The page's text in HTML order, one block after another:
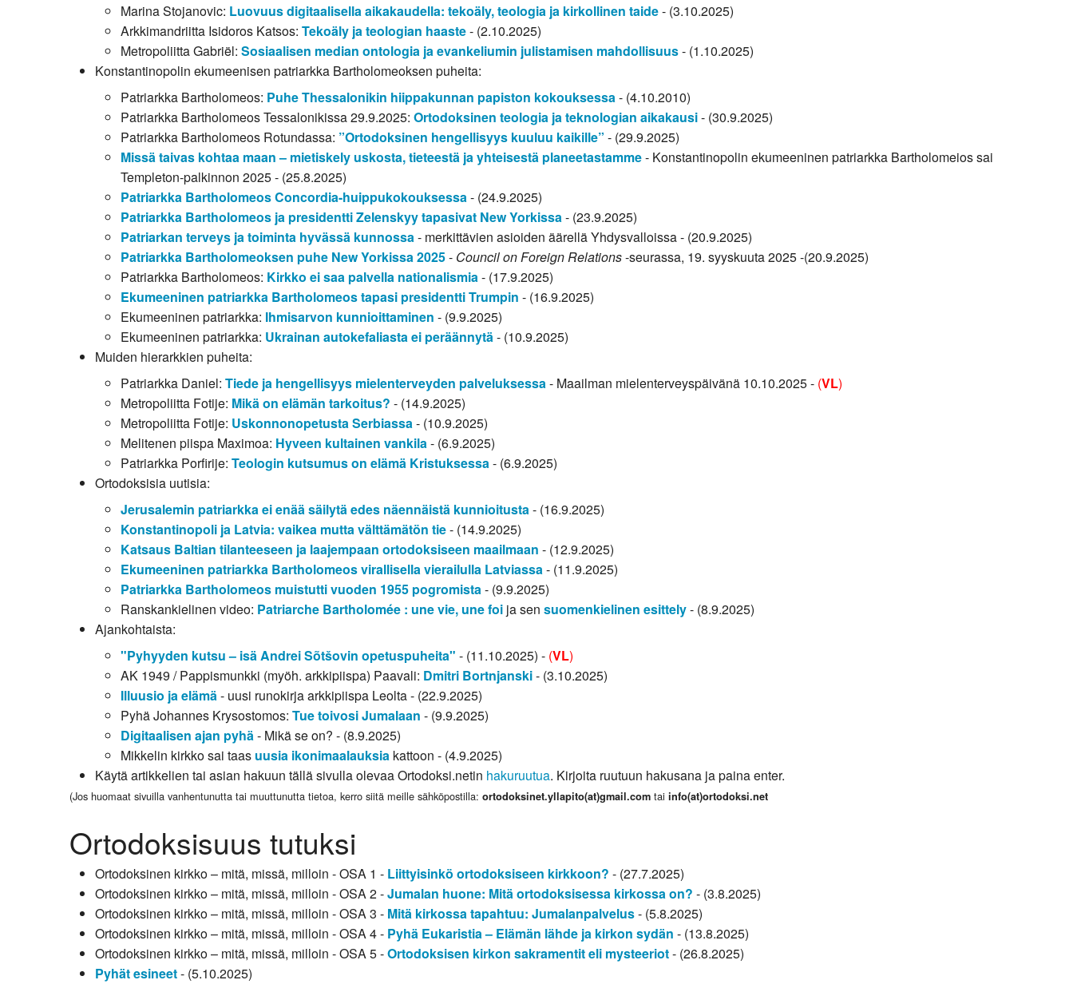
Marina Stojanovic: Luovuus digitaalisella aikakaudella: tekoäly, teologia ja kirkollinen taide- (3.10.2025)
Arkkimandriitta Isidoros Katsos: Tekoäly ja teologian haaste- (2.10.2025)
Metropoliitta Gabriël: Sosiaalisen median ontologia ja evankeliumin julistamisen mahdollisuus- (1.10.2025)
Konstantinopolin ekumeenisen patriarkka Bartholomeoksen puheita:
Patriarkka Bartholomeos: Puhe Thessalonikin hiippakunnan papiston kokouksessa- (4.10.2010)
Patriarkka Bartholomeos Tessalonikissa 29.9.2025: Ortodoksinen teologia ja teknologian aikakausi- (30.9.2025)
Patriarkka Bartholomeos Rotundassa: ”Ortodoksinen hengellisyys kuuluu kaikille” - (29.9.2025)
Missä taivas kohtaa maan – mietiskely uskosta, tieteestä ja yhteisestä planeetastamme- Konstantinopolin ekumeeninen patriarkka Bartholomeios sai
Templeton-palkinnon 2025 - (25.8.2025)
Patriarkka Bartholomeos Concordia-huippukokouksessa- (24.9.2025)
Patriarkka Bartholomeos ja presidentti Zelenskyy tapasivat New Yorkissa- (23.9.2025)
Patriarkan terveys ja toiminta hyvässä kunnossa- merkittävien asioiden äärellä Yhdysvalloissa - (20.9.2025)
Patriarkka Bartholomeoksen puhe New Yorkissa 2025- Council on Foreign Relations-seurassa, 19. syyskuuta 2025 -(20.9.2025)
Patriarkka Bartholomeos: Kirkko ei saa palvella nationalismia- (17.9.2025)
Ekumeeninen patriarkka Bartholomeos tapasi presidentti Trumpin - (16.9.2025)
Ekumeeninen patriarkka: Ihmisarvon kunnioittaminen - (9.9.2025)
Ekumeeninen patriarkka: Ukrainan autokefaliasta ei peräännytä- (10.9.2025)
Muiden hierarkkien puheita:
Patriarkka Daniel: Tiede ja hengellisyys mielenterveyden palveluksessa- Maailman mielenterveyspäivänä 10.10.2025 - (VL)
Metropoliitta Fotije: Mikä on elämän tarkoitus? - (14.9.2025)
Metropoliitta Fotije: Uskonnonopetusta Serbiassa- (10.9.2025)
Melitenen piispa Maximoa: Hyveen kultainen vankila- (6.9.2025)
Patriarkka Porfirije: Teologin kutsumus on elämä Kristuksessa- (6.9.2025)
Ortodoksisia uutisia:
Jerusalemin patriarkka ei enää säilytä edes näennäistä kunnioitusta- (16.9.2025)
Konstantinopoli ja Latvia: vaikea mutta välttämätön tie- (14.9.2025)
Katsaus Baltian tilanteeseen ja laajempaan ortodoksiseen maailmaan - (12.9.2025)
Ekumeeninen patriarkka Bartholomeos virallisella vierailulla Latviassa- (11.9.2025)
Patriarkka Bartholomeos muistutti vuoden 1955 pogromista- (9.9.2025)
Ranskankielinen video: Patriarche Bartholomée : une vie, une foi ja sen suomenkielinen esittely- (8.9.2025)
Ajankohtaista:
"Pyhyyden kutsu – isä Andrei Sõtšovin opetuspuheita" - (11.10.2025) - (VL)
AK 1949 / Pappismunkki (myöh. arkkipiispa) Paavali: Dmitri Bortnjanski- (3.10.2025)
Illuusio ja elämä- uusi runokirja arkkipiispa Leolta - (22.9.2025)
Pyhä Johannes Krysostomos: Tue toivosi Jumalaan - (9.9.2025)
Digitaalisen ajan pyhä- Mikä se on? - (8.9.2025)
Mikkelin kirkko sai taas uusia ikonimaalauksia kattoon - (4.9.2025)
Käytä artikkelien tai asian hakuun tällä sivulla olevaa Ortodoksi.netin hakuruutua. Kirjoita ruutuun hakusana ja paina enter.
(Jos huomaat sivuilla vanhentunutta tai muuttunutta tietoa, kerro siitä meille sähköpostilla: ortodoksinet.yllapito(at)gmail.com tai info(at)ortodoksi.net
Ortodoksisuus tutuksi
Ortodoksinen kirkko – mitä, missä, milloin - OSA 1 - Liittyisinkö ortodoksiseen kirkkoon? - (27.7.2025)
Ortodoksinen kirkko – mitä, missä, milloin - OSA 2 -Jumalan huone: Mitä ortodoksisessa kirkossa on? - (3.8.2025)
Ortodoksinen kirkko – mitä, missä, milloin - OSA 3 - Mitä kirkossa tapahtuu: Jumalanpalvelus- (5.8.2025)
Ortodoksinen kirkko – mitä, missä, milloin - OSA 4 - Pyhä Eukaristia – Elämän lähde ja kirkon sydän - (13.8.2025)
Ortodoksinen kirkko – mitä, missä, milloin - OSA 5 -Ortodoksisen kirkon sakramentit eli mysteeriot- (26.8.2025)
Pyhät esineet- (5.10.2025)